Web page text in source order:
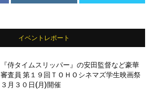
イベントレポート
『侍タイムスリッパー』の安田監督など豪華
審査員 第１９回ＴＯＨＯシネマズ学生映画祭
３月３０日(月)開催